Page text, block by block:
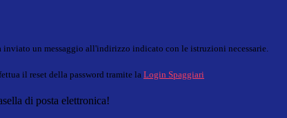
inviato un messaggio all'indirizzo indicato con le istruzioni necessarie.
il reset della password tramite la Login Spaggiari
di posta elettronica!